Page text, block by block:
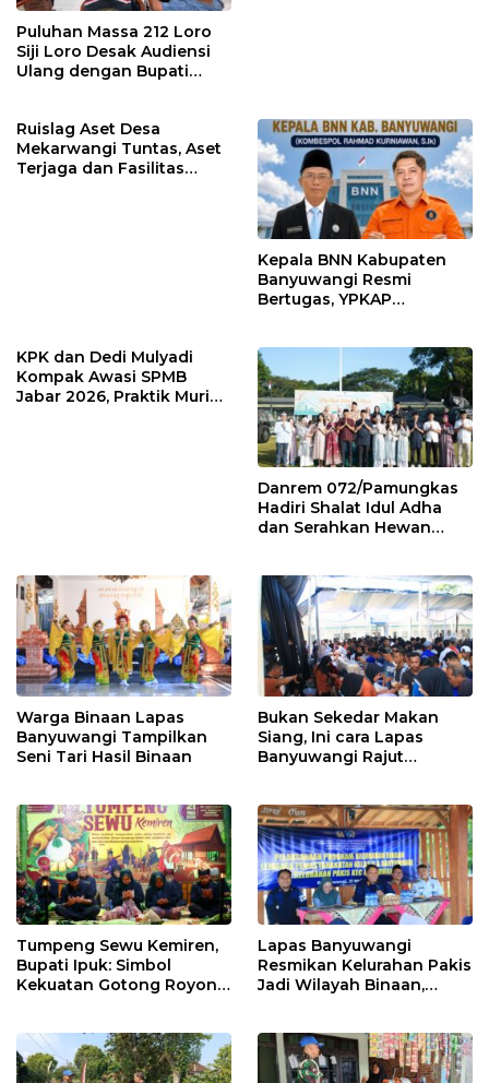
Puluhan Massa 212 Loro
Siji Loro Desak Audiensi
Ulang dengan Bupati
Pasir
Ruislag Aset Desa
Mekarwangi Tuntas, Aset
Terjaga dan Fasilitas
Kepala BNN Kabupaten
Banyuwangi Resmi
Bertugas, YPKAP
Dukungan
KPK dan Dedi Mulyadi
Kompak Awasi SPMB
Jabar 2026, Praktik Murid
Danrem 072/Pamungkas
Hadiri Shalat Idul Adha
dan Serahkan Hewan
Warga Binaan Lapas
Banyuwangi Tampilkan
Seni Tari Hasil Binaan
Bukan Sekedar Makan
Siang, Ini cara Lapas
Banyuwangi Rajut
Tumpeng Sewu Kemiren,
Bupati Ipuk: Simbol
Kekuatan Gotong Royong
Lapas Banyuwangi
Resmikan Kelurahan Pakis
Jadi Wilayah Binaan,